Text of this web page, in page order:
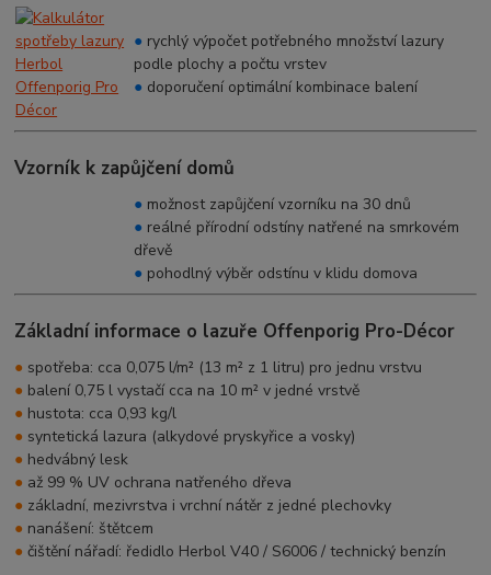
● rychlý výpočet potřebného množství lazury
podle plochy a počtu vrstev
● doporučení optimální kombinace balení
Vzorník k zapůjčení domů
● možnost zapůjčení vzorníku na 30 dnů
● reálné přírodní odstíny natřené na smrkovém
dřevě
● pohodlný výběr odstínu v klidu domova
Základní informace o lazuře Offenporig Pro-Décor
● spotřeba: cca 0,075 l/m² (13 m² z 1 litru) pro jednu vrstvu
● balení 0,75 l vystačí cca na 10 m² v jedné vrstvě
● hustota: cca 0,93 kg/l
● syntetická lazura (alkydové pryskyřice a vosky)
● hedvábný lesk
● až 99 % UV ochrana natřeného dřeva
● základní, mezivrstva i vrchní nátěr z jedné plechovky
● nanášení: štětcem
● čištění nářadí: ředidlo Herbol V40 / S6006 / technický benzín